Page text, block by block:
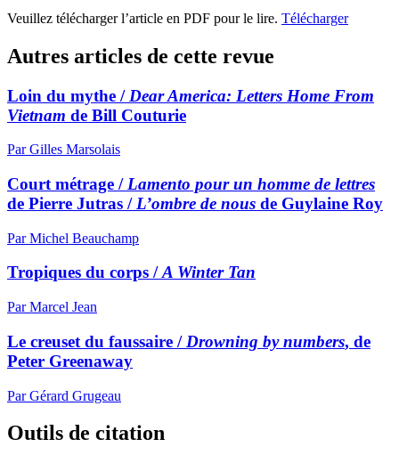
Veuillez télécharger l’article en PDF pour le lire. Télécharger
Autres articles de cette revue
Loin du mythe / Dear America: Letters Home From
Vietnam de Bill Couturie
Par Gilles Marsolais
Court métrage / Lamento pour un homme de lettres
de Pierre Jutras / L’ombre de nous de Guylaine Roy
Par Michel Beauchamp
Tropiques du corps /A Winter Tan
Par Marcel Jean
Le creuset du faussaire / Drowning by numbers, de
Peter Greenaway
Par Gérard Grugeau
Outils de citation